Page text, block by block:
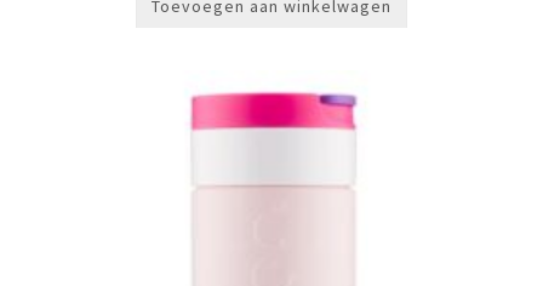
Toevoegen aan winkelwagen